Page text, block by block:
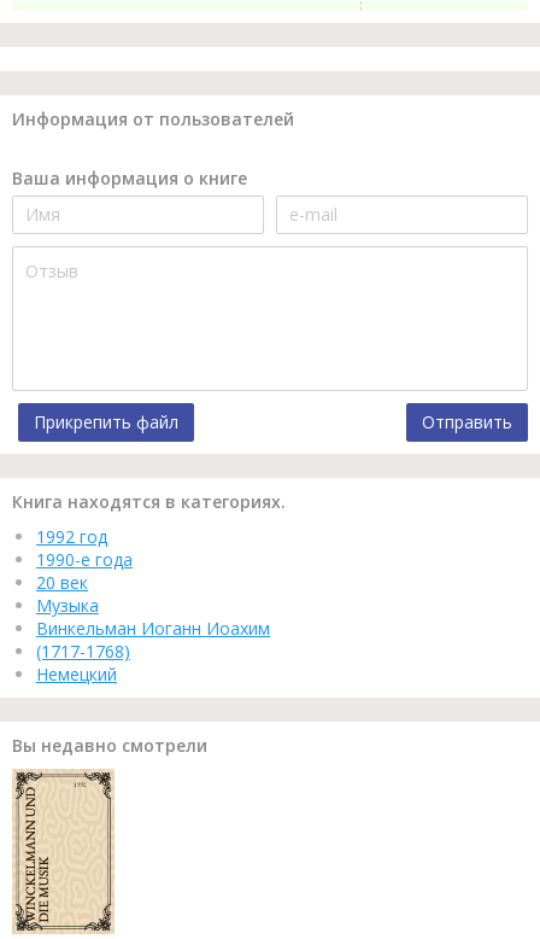
Информация от пользователей
Ваша информация о книге
Прикрепить файл Отправить
Книга находятся в категориях.
1992 год
1990-е года
20 век
Музыка
Винкельман Иоганн Иоахим
(1717-1768)
Немецкий
Вы недавно смотрели